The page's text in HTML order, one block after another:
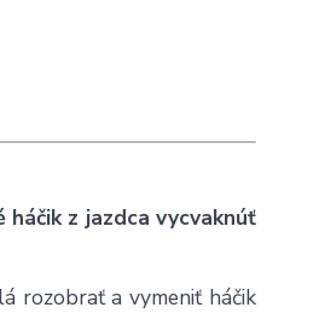
z jazdca vycvaknúť
rozobrať a vymeniť háčik